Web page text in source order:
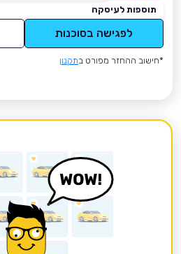
תוספות לעיסקה
לפגישה בסוכנות
*חישוב ההחזר מפורט בתקנון